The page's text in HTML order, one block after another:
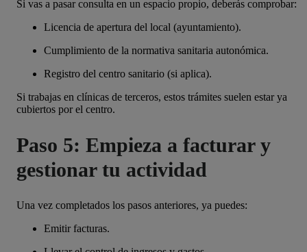
Si vas a pasar consulta en un espacio propio, deberás comprobar:
Licencia de apertura del local (ayuntamiento).
Cumplimiento de la normativa sanitaria autonómica.
Registro del centro sanitario (si aplica).
Si trabajas en clínicas de terceros, estos trámites suelen estar ya
cubiertos por el centro.
Paso 5: Empieza a facturar y
gestionar tu actividad
Una vez completados los pasos anteriores, ya puedes:
Emitir facturas.